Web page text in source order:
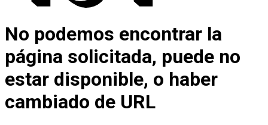
No podemos encontrar la
página solicitada, puede no
estar disponible, o haber
cambiado de URL